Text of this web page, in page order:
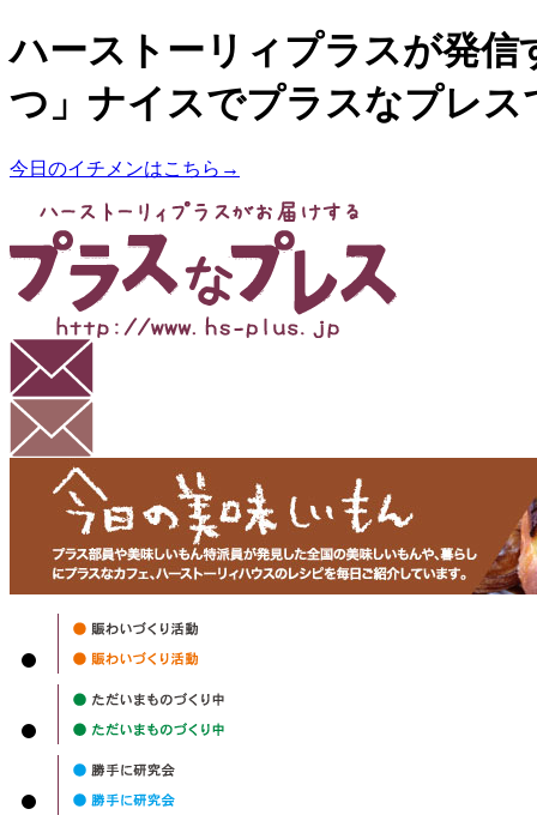
ハーストーリィプラスが発信
つ」ナイスでプラスなプレス
今日のイチメンはこちら→